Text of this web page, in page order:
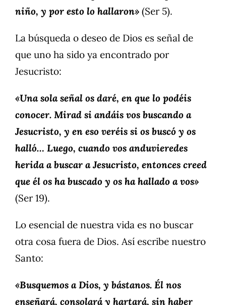
niño, y por esto lo hallaron» (Ser 5).
La búsqueda o deseo de Dios es señal de
que uno ha sido ya encontrado por
Jesucristo:
«Una sola señal os daré, en que lo podéis
conocer. Mirad si andáis vos buscando a
Jesucristo, y en eso veréis si os buscó y os
halló… Luego, cuando vos anduvieredes
herida a buscar a Jesucristo, entonces creed
que él os ha buscado y os ha hallado a vos»
(Ser 19).
Lo esencial de nuestra vida es no buscar
otra cosa fuera de Dios. Así escribe nuestro
Santo:
«Busquemos a Dios, y bástanos. Él nos
enseñará, consolará y hartará, sin haber